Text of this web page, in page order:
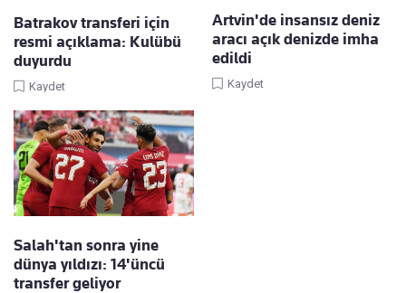
Batrakov transferi için
resmi açıklama: Kulübü
duyurdu
Kaydet
Artvin'de insansız deniz
aracı açık denizde imha
edildi
Kaydet
Salah'tan sonra yine
dünya yıldızı: 14'üncü
transfer geliyor